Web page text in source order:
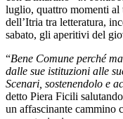
luglio, quattro momenti al
dell’Itria tra letteratura,
sabato, gli aperitivi del
“Bene Comune perché
dalle sue istituzioni alle
Scenari, sostenendolo e
detto Piera Ficili
un affascinante cammino